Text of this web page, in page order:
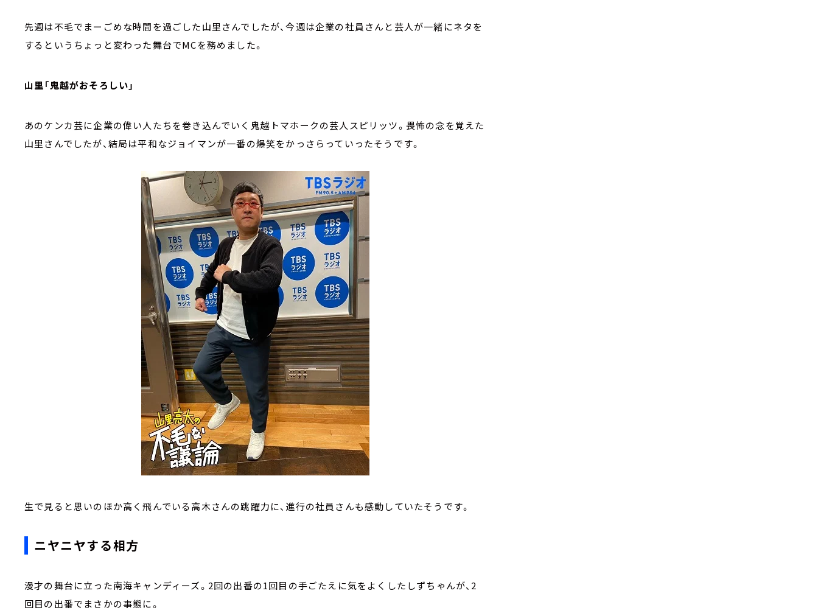
先週は不毛でまーごめな時間を過ごした山里さんでしたが、今週は企業の社員さんと芸人が一緒にネタを
するというちょっと変わった舞台でMCを務めました。
山里「鬼越がおそろしい」
あのケンカ芸に企業の偉い人たちを巻き込んでいく鬼越トマホークの芸人スピリッツ。畏怖の念を覚えた
山里さんでしたが、結局は平和なジョイマンが一番の爆笑をかっさらっていったそうです。
生で見ると思いのほか高く飛んでいる高木さんの跳躍力に、進行の社員さんも感動していたそうです。
ニヤニヤする相方
漫才の舞台に立った南海キャンディーズ。2回の出番の1回目の手ごたえに気をよくしたしずちゃんが、2
回目の出番でまさかの事態に。